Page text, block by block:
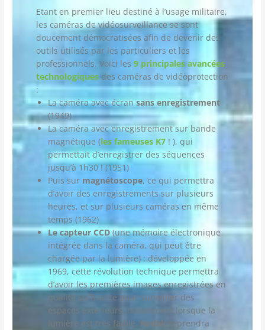
Etant en premier lieu destiné à l’usage militaire,
les caméras de vidéosurveillance se sont
doucement démocratisées afin de devenir des
outils utilisés par les particuliers et les
professionnels. Voici les9 principales avancées
technologiques des caméras de vidéoprotection
:
La caméra avec écransans enregistrement
(1949)
La caméra avec enregistrement sur bande
magnétique (les fameuses K7 ! ), qui
permettait d’enregistrer des séquences
jusqu’à 1h30 ! (1951)
Puis sur magnétoscope, ce qui permettra
d’avoir des enregistrements sur plusieurs
heures, et sur plusieurs caméras en même
temps (1962)
Le capteur CCD(une mémoire électronique
intégrée dans la caméra, qui peut être
chargée par la lumière) : développée en
1969, cette révolution technique permettra
d’avoir les premières images enregistrées en
qualité suffisante pour surveiller des
espaces extérieurs, notamment lorsque la
lumière est très faible. Kodak reprendra